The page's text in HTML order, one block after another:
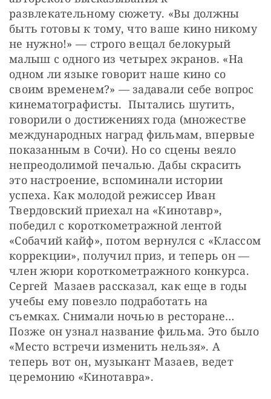
развлекательному сюжету. «Вы должны
быть готовы к тому, что ваше кино никому
не нужно!» — строго вещал белокурый
малыш с одного из четырех экранов. «На
одном ли языке говорит наше кино со
своим временем?» — задавали себе вопрос
кинематографисты.  Пытались шутить,
говорили о достижениях года (множестве
международных наград фильмам, впервые
показанным в Сочи). Но со сцены веяло
непреодолимой печалью. Дабы скрасить
это настроение, вспоминали истории
успеха. Как молодой режиссер Иван
Твердовский приехал на «Кинотавр»,
победил с короткометражной лентой
«Собачий кайф», потом вернулся с «Классом
коррекции», получил приз, и теперь он —
член жюри короткометражного конкурса.
Сергей  Мазаев рассказал, как еще в годы
учебы ему повезло подработать на
съемках. Снимали ночью в ресторане…
Позже он узнал название фильма. Это было
«Место встречи изменить нельзя». А
теперь вот он, музыкант Мазаев, ведет
церемонию «Кинотавра».